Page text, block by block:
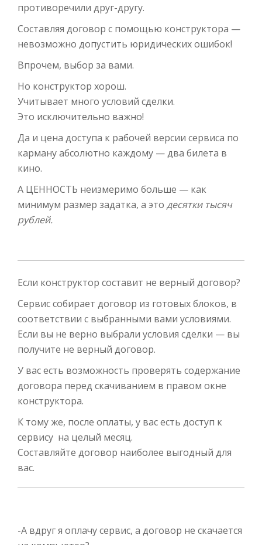
противоречили друг-другу.
Составляя договор с помощью конструктора —
невозможно допустить юридических ошибок!
Впрочем, выбор за вами.
Но конструктор хорош.
Учитывает много условий сделки.
Это исключительно важно!
Да и цена доступа к рабочей версии сервиса по
карману абсолютно каждому — два билета в
кино.
А ЦЕННОСТЬ неизмеримо больше — как
минимум размер задатка, а это десятки тысяч
рублей.
Если конструктор составит не верный договор?
Сервис собирает договор из готовых блоков, в
соответствии с выбранными вами условиями.
Если вы не верно выбрали условия сделки — вы
получите не верный договор.
У вас есть возможность проверять содержание
договора перед скачиванием в правом окне
конструктора.
К тому же, после оплаты, у вас есть доступ к
сервису на целый месяц.
Составляйте договор наиболее выгодный для
вас.
-А вдруг я оплачу сервис, а договор не скачается